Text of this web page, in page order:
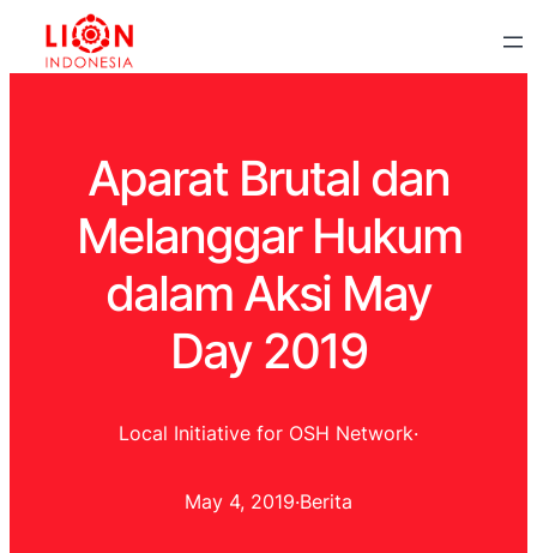
Aparat Brutal dan
Melanggar Hukum
dalam Aksi May
Day 2019
Local Initiative for OSH Network·
May 4, 2019·Berita